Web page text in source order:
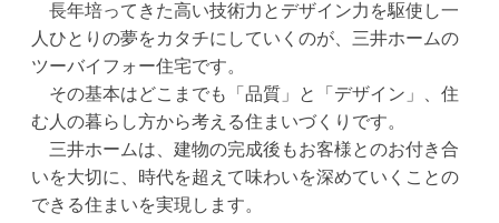
長年培ってきた高い技術力とデザイン力を駆使し一
人ひとりの夢をカタチにしていくのが、三井ホームの
ツーバイフォー住宅です。
その基本はどこまでも「品質」と「デザイン」、住
む人の暮らし方から考える住まいづくりです。
三井ホームは、建物の完成後もお客様とのお付き合
いを大切に、時代を超えて味わいを深めていくことの
できる住まいを実現します。